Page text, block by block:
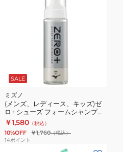
SALE
ミズノ
(メンズ、レディース、キッズ)ゼ
ロ+ シューズ フォームシャンプー
P1GZ020200
￥1,580 （税込）
10%OFF ￥1,760（税込）
14ポイント